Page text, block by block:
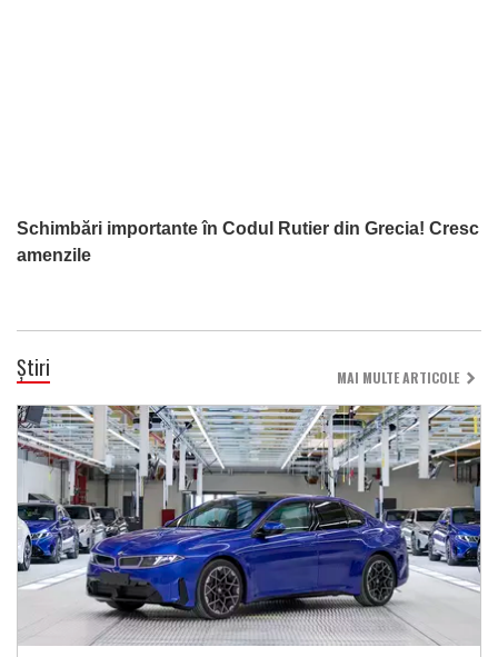
Schimbări importante în Codul Rutier din Grecia! Cresc
amenzile
Știri MAI MULTE ARTICOLE